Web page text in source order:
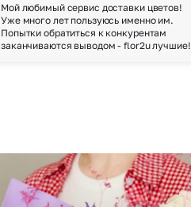
Мой любимый сервис доставки цветов!
Уже много лет пользуюсь именно им.
Попытки обратиться к конкурентам
заканчиваются выводом - flor2u лучшие!